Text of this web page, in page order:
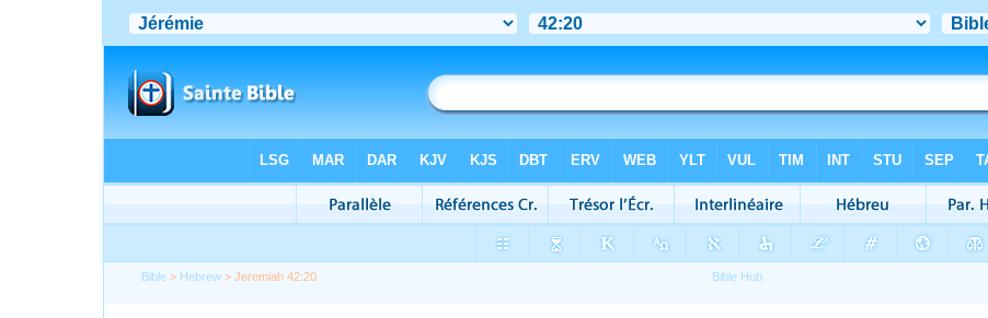
Bible > Hebrew > Jeremiah 42:20